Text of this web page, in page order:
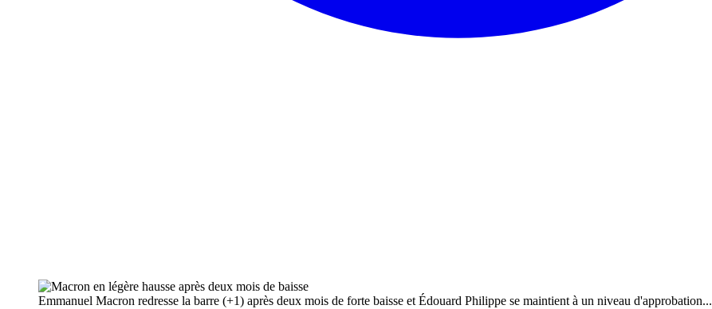
Emmanuel Macron redresse la barre (+1) après deux mois de forte baisse et Édouard Philippe se maintient à un niveau d'approbation...